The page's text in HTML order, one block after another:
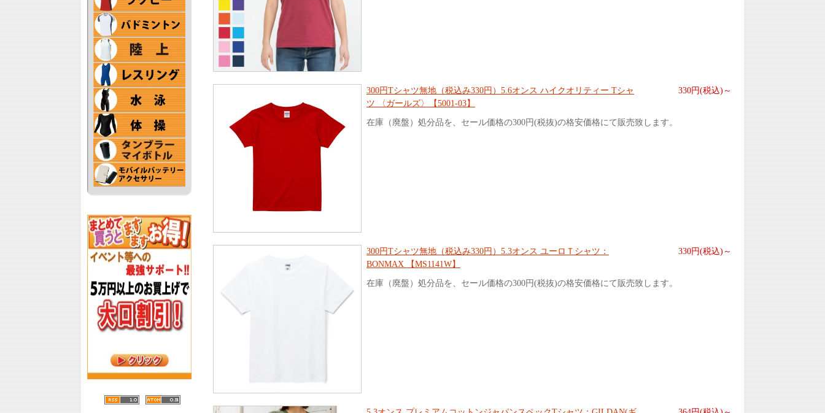
330円(税込)～
300円Tシャツ無地（税込み330円）5.6オンス ハイクオリティー Tシャ
ツ 〈ガールズ〉【5001-03】
在庫（廃盤）処分品を、セール価格の300円(税抜)の格安価格にて販売致します。
330円(税込)～
300円Tシャツ無地（税込み330円）5.3オンス ユーロＴシャツ：
BONMAX 【MS1141W】
在庫（廃盤）処分品を、セール価格の300円(税抜)の格安価格にて販売致します。